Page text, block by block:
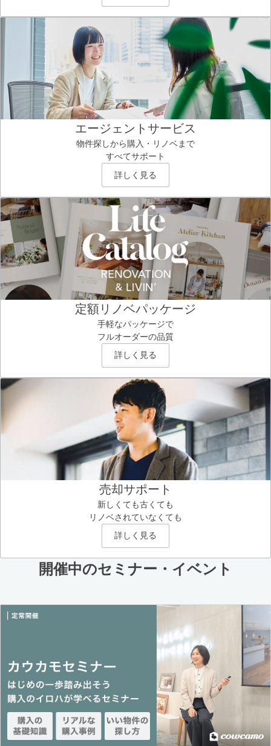
エージェントサービス
物件探しから購入・リノベまで
すべてサポート
詳しく見る
定額リノベパッケージ
手軽なパッケージで
フルオーダーの品質
詳しく見る
売却サポート
新しくても古くても
リノベされていなくても
詳しく見る
開催中のセミナー・イベント